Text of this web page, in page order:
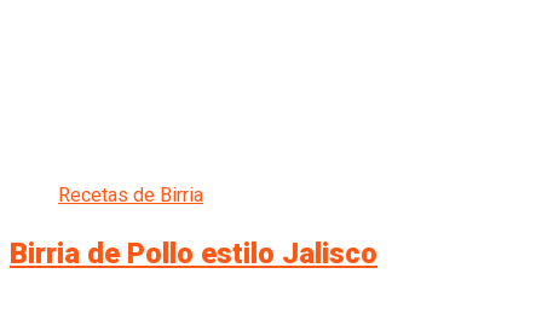
Recetas de Birria
Birria de Pollo estilo Jalisco